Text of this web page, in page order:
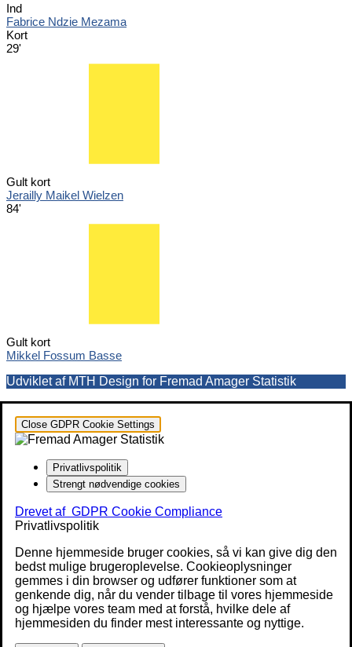
Ind
Fabrice Ndzie Mezama
Kort
29'
Gult kort
Jerailly Maikel Wielzen
84'
Gult kort
Mikkel Fossum Basse
Udviklet af MTH Design for Fremad Amager Statistik
Close GDPR Cookie Settings
Privatlivspolitik
Strengt nødvendige cookies
Drevet af GDPR Cookie Compliance
Privatlivspolitik
Denne hjemmeside bruger cookies, så vi kan give dig den
bedst mulige brugeroplevelse. Cookieoplysninger
gemmes i din browser og udfører funktioner som at
genkende dig, når du vender tilbage til vores hjemmeside
og hjælpe vores team med at forstå, hvilke dele af
hjemmesiden du finder mest interessante og nyttige.